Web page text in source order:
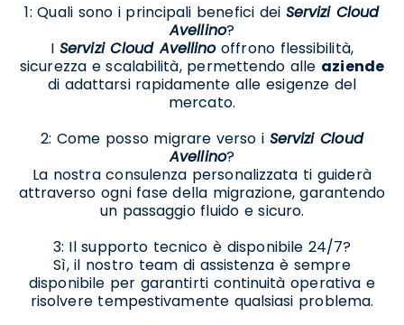
1: Quali sono i principali benefici dei Servizi Cloud
Avellino?
I Servizi Cloud Avellinooffrono flessibilità,
sicurezza e scalabilità, permettendo alle aziende
di adattarsi rapidamente alle esigenze del
mercato.
2: Come posso migrare verso i Servizi Cloud
Avellino?
La nostra consulenza personalizzata ti guiderà
attraverso ogni fase della migrazione, garantendo
un passaggio fluido e sicuro.
3: Il supporto tecnico è disponibile 24/7?
Sì, il nostro team di assistenza è sempre
disponibile per garantirti continuità operativa e
risolvere tempestivamente qualsiasi problema.